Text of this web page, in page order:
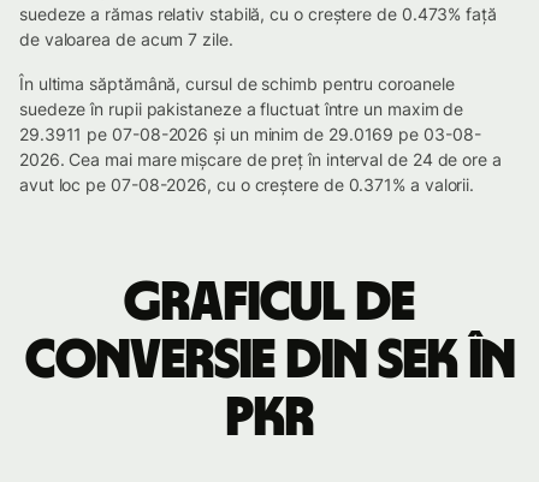
suedeze a rămas relativ stabilă, cu o creștere de 0.473% față
de valoarea de acum 7 zile.
În ultima săptămână, cursul de schimb pentru coroanele
suedeze în rupii pakistaneze a fluctuat între un maxim de
29.3911 pe 07-08-2026 și un minim de 29.0169 pe 03-08-
2026. Cea mai mare mișcare de preț în interval de 24 de ore a
avut loc pe 07-08-2026, cu o creștere de 0.371% a valorii.
Graficul de
conversie din SEK în
PKR